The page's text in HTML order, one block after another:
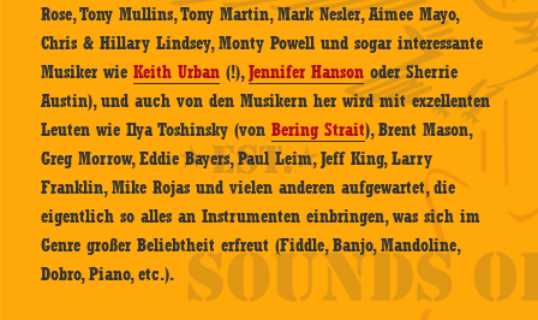
Rose, Tony Mullins, Tony Martin, Mark Nesler, Aimee Mayo,
Chris & Hillary Lindsey, Monty Powell und sogar interessante
Musiker wieKeith Urban (!),Jennifer Hanson oder Sherrie
Austin), und auch von den Musikern her wird mit exzellenten
Leuten wie Ilya Toshinsky (vonBering Strait), Brent Mason,
Greg Morrow, Eddie Bayers, Paul Leim, Jeff King, Larry
Franklin, Mike Rojas und vielen anderen aufgewartet, die
eigentlich so alles an Instrumenten einbringen, was sich im
Genre großer Beliebtheit erfreut (Fiddle, Banjo, Mandoline,
Dobro, Piano, etc.).